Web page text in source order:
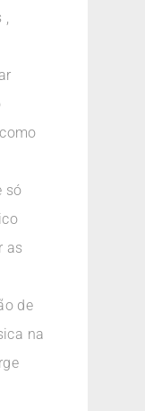
,
só
as
de
na